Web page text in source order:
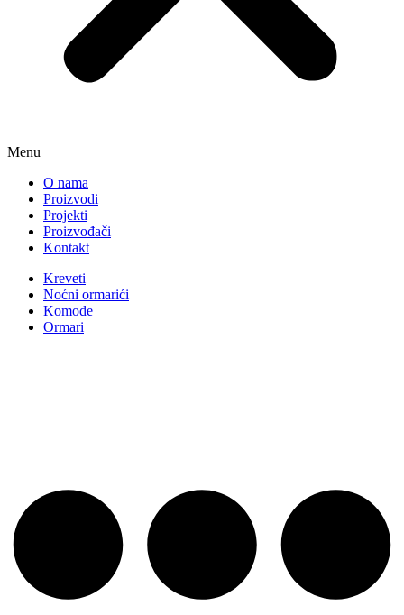
Menu
O nama
Proizvodi
Projekti
Proizvođači
Kontakt
Kreveti
Noćni ormarići
Komode
Ormari